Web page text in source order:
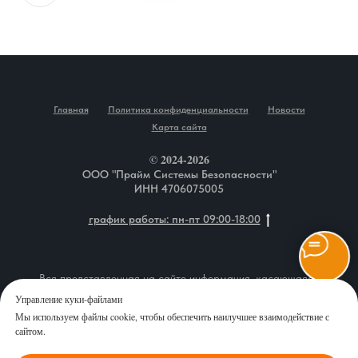
Управление куки-файлами
Мы используем файлы cookie, чтобы обеспечить наилучшее взаимодействие с
сайтом.
Главная Политика конфиденциальности
Новости
Карта сайта
© 2024-2026
ООО "Прайм Системы Безопасности"
ИНН 4706075005
график работы: пн-пт 09:00-18:00
Вся представленная на сайте информация, касающаяся
описания товаров, технических характеристик, наличия на
стоимости продукции и сервисного обслуживания, носит